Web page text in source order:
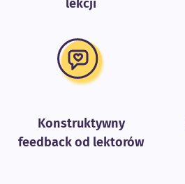
lekcji
Konstruktywny
feedback od lektorów